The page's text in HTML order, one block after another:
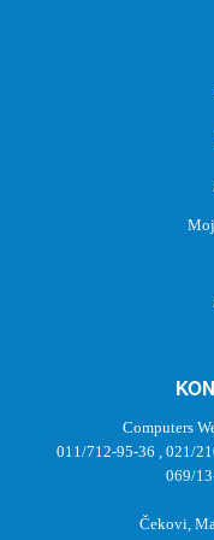
Computers
011/712-95-36 , 021/
069/
Čekovi,